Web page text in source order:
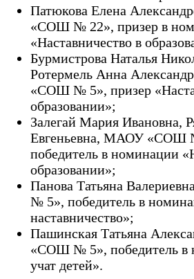
Патюкова Елена
«СОШ № 22», призер в
«Наставничество в
Бурмистрова Наталья
Ротермель Анна
«СОШ № 5», призер
образовании»;
Залегай Мария Ивановна,
Евгеньевна, МАОУ «СОШ
победитель в номинации
образовании»;
Панова Татьяна
№ 5», победитель в
наставничество»;
Пашинская Татьяна
«СОШ № 5», победитель в
учат детей».